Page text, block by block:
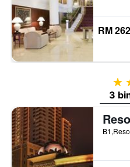
RM 262
3